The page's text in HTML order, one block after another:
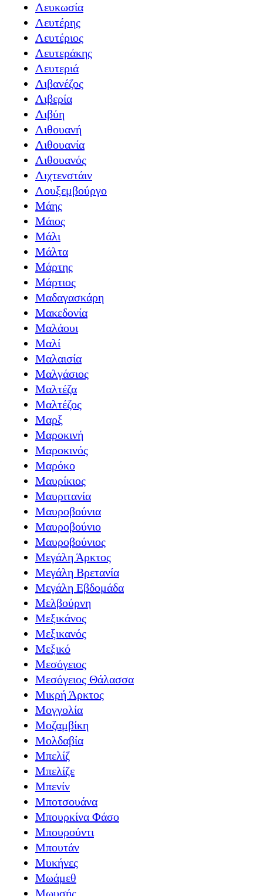
Λευκωσία
Λευτέρης
Λευτέριος
Λευτεράκης
Λευτεριά
Λιβανέζος
Λιβερία
Λιβύη
Λιθουανή
Λιθουανία
Λιθουανός
Λιχτενστάιν
Λουξεμβούργο
Μάης
Μάιος
Μάλι
Μάλτα
Μάρτης
Μάρτιος
Μαδαγασκάρη
Μακεδονία
Μαλάουι
Μαλί
Μαλαισία
Μαλγάσιος
Μαλτέζα
Μαλτέζος
Μαρξ
Μαροκινή
Μαροκινός
Μαρόκο
Μαυρίκιος
Μαυριτανία
Μαυροβούνια
Μαυροβούνιο
Μαυροβούνιος
Μεγάλη Άρκτος
Μεγάλη Βρετανία
Μεγάλη Εβδομάδα
Μελβούρνη
Μεξικάνος
Μεξικανός
Μεξικό
Μεσόγειος
Μεσόγειος Θάλασσα
Μικρή Άρκτος
Μογγολία
Μοζαμβίκη
Μολδαβία
Μπελίζ
Μπελίζε
Μπενίν
Μποτσουάνα
Μπουρκίνα Φάσο
Μπουρούντι
Μπουτάν
Μυκήνες
Μωάμεθ
Μωυσής